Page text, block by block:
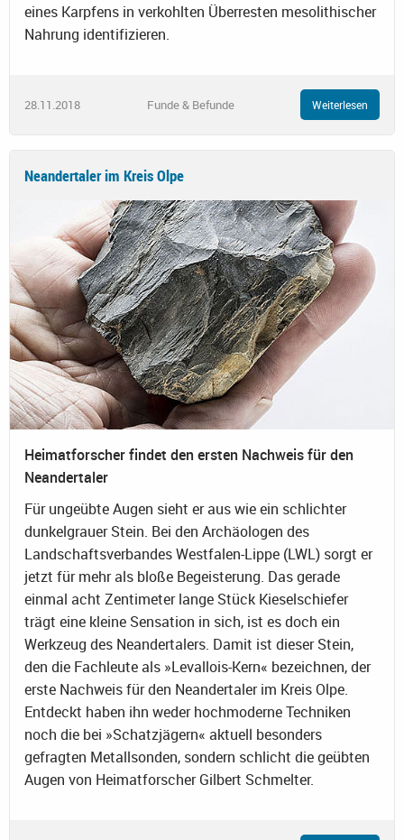
eines Karpfens in verkohlten Überresten mesolithischer
Nahrung identifizieren.
28.11.2018 Funde & Befunde Weiterlesen
Neandertaler im Kreis Olpe
Heimatforscher findet den ersten Nachweis für den
Neandertaler
Für ungeübte Augen sieht er aus wie ein schlichter
dunkelgrauer Stein. Bei den Archäologen des
Landschaftsverbandes Westfalen-Lippe (LWL) sorgt er
jetzt für mehr als bloße Begeisterung. Das gerade
einmal acht Zentimeter lange Stück Kieselschiefer
trägt eine kleine Sensation in sich, ist es doch ein
Werkzeug des Neandertalers. Damit ist dieser Stein,
den die Fachleute als »Levallois-Kern« bezeichnen, der
erste Nachweis für den Neandertaler im Kreis Olpe.
Entdeckt haben ihn weder hochmoderne Techniken
noch die bei »Schatzjägern« aktuell besonders
gefragten Metallsonden, sondern schlicht die geübten
Augen von Heimatforscher Gilbert Schmelter.